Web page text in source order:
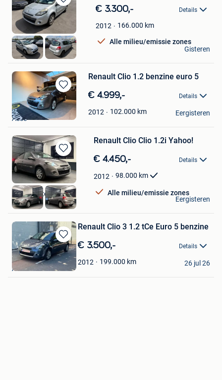
Bewaren
in
Mijn
Favorieten
€ 3.300,- Details
2012 166.000 km
Alle milieu/emissie zones
BK Cars
Menen
Gisteren
Bewaren
in
Mijn
Favorieten
Renault Clio 1.2 benzine euro 5
€ 4.999,- Details
2012 102.000 km
Jonson
Asse
Eergisteren
Bewaren
in
Mijn
Favorieten
Renault Clio Clio 1.2i Yahoo!
€ 4.450,- Details
2012 98.000 km
Alle milieu/emissie zones
Intact Motors
Mechelen
Eergisteren
Bewaren
in
Mijn
Favorieten
Renault Clio 3 1.2 tCe Euro 5 benzine
€ 3.500,- Details
2012 199.000 km
Kevin
Anderlecht
26 jul 26